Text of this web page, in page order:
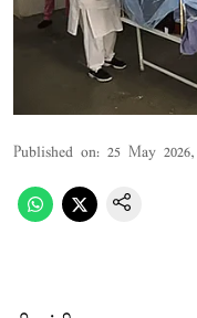
Published on: 25 May